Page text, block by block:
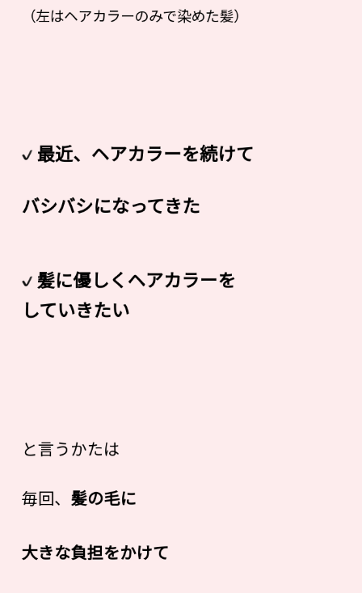
（左はヘアカラーのみで染めた髪）
最近、ヘアカラーを続けて
バシバシになってきた
髪に優しくヘアカラーを
していきたい
と言うかたは
毎回、 髪の毛に
大きな負担をかけて